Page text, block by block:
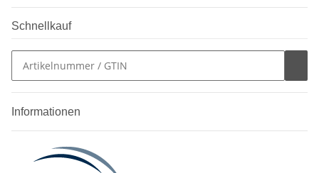
Schnellkauf
Informationen